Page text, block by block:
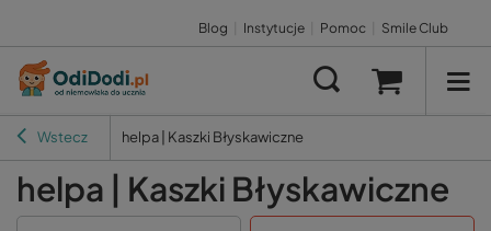
Blog Instytucje Pomoc Smile Club
Wstecz helpa | Kaszki Błyskawiczne
helpa | Kaszki Błyskawiczne